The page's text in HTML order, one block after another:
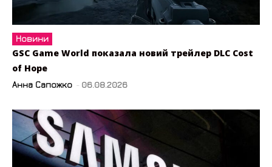
Новини
GSC Game World показала новий трейлер DLC Cost
of Hope
Анна Сапожко - 06.08.2026